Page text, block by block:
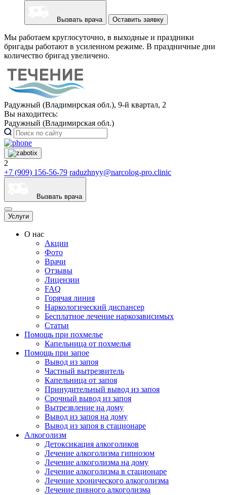
Вызвать врача Оставить заявку
Мы работаем круглосуточно, в выходные и праздники
бригады работают в усиленном режиме. В праздничные дни
количество бригад увеличено.
Радужный (Владимирская обл.), 9-й квартал, 2
Вы находитесь:
Радужный (Владимирская обл.)
2
+7 (909) 156-56-79 raduzhnyy@narcolog-pro.clinic
Вызвать врача
Услуги
О нас
Акции
Фото
Врачи
Отзывы
Лицензии
FAQ
Горячая линия
Наркологический диспансер
Бесплатное лечение наркозависимых
Статьи
Помощь при похмелье
Капельница от похмелья
Помощь при запое
Вывод из запоя
Частный вытрезвитель
Капельница от запоя
Принудительный вывод из запоя
Срочный вывод из запоя
Вытрезвление на дому
Вывод из запоя на дому
Вывод из запоя в стационаре
Алкоголизм
Детоксикация алкоголиков
Лечение алкоголизма гипнозом
Лечение алкоголизма на дому
Лечение алкоголизма в стационаре
Лечение хронического алкоголизма
Лечение пивного алкоголизма